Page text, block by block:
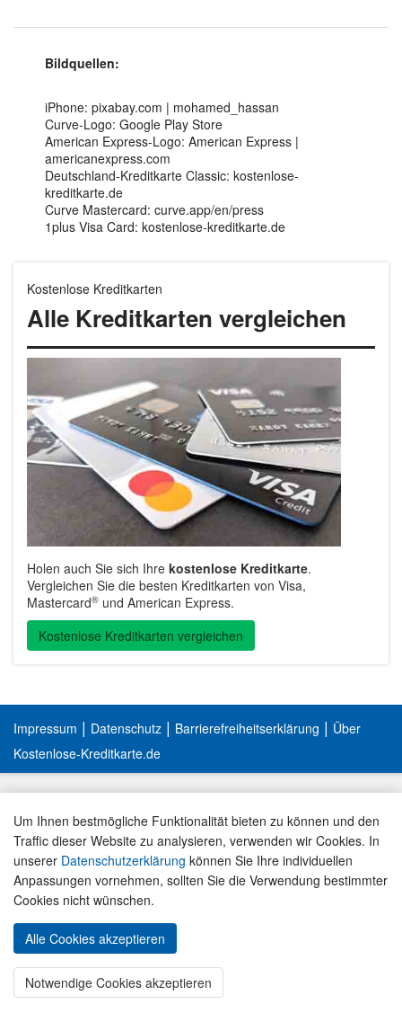
Um Ihnen bestmögliche Funktionalität bieten zu können und den
Traffic dieser Website zu analysieren, verwenden wir Cookies. In
unserer Datenschutzerklärung können Sie Ihre individuellen
Anpassungen vornehmen, sollten Sie die Verwendung bestimmter
Cookies nicht wünschen.
Alle Cookies akzeptieren
Notwendige Cookies akzeptieren
Bildquellen:
iPhone: pixabay.com | mohamed_hassan
Curve-Logo: Google Play Store
American Express-Logo: American Express |
americanexpress.com
Deutschland-Kreditkarte Classic: kostenlose-
kreditkarte.de
Curve Mastercard: curve.app/en/press
1plus Visa Card: kostenlose-kreditkarte.de
Kostenlose Kreditkarten
Alle Kreditkarten vergleichen
Holen auch Sie sich Ihre kostenlose Kreditkarte.
Vergleichen Sie die besten Kreditkarten von Visa,
Mastercard® und American Express.
Kostenlose Kreditkarten vergleichen
« ZUM KARTEN-VERGLEICH
Impressum | Datenschutz | Barrierefreiheitserklärung | Über
Kostenlose-Kreditkarte.de